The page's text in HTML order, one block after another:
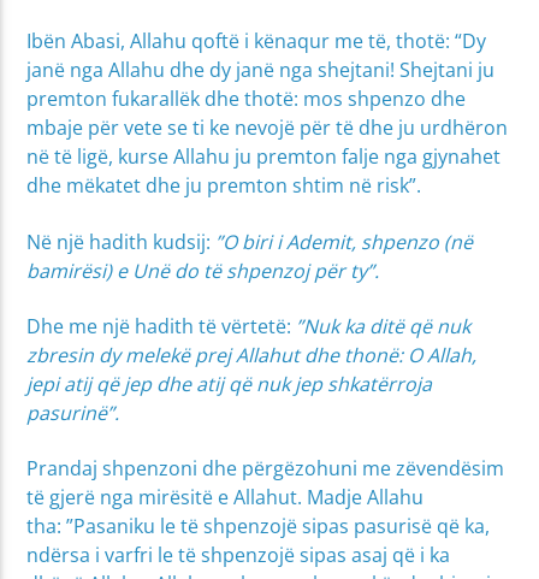
Ibën Abasi, Allahu qoftë i kënaqur me të, thotë: “Dy
janë nga Allahu dhe dy janë nga shejtani! Shejtani ju
premton fukarallëk dhe thotë: mos shpenzo dhe
mbaje për vete se ti ke nevojë për të dhe ju urdhëron
në të ligë, kurse Allahu ju premton falje nga gjynahet
dhe mëkatet dhe ju premton shtim në risk”.
Në një hadith kudsij: ”O biri i Ademit, shpenzo (në
bamirësi) e Unë do të shpenzoj për ty”.
Dhe me një hadith të vërtetë: ”Nuk ka ditë që nuk
zbresin dy melekë prej Allahut dhe thonë: O Allah,
jepi atij që jep dhe atij që nuk jep shkatërroja
pasurinë”.
Prandaj shpenzoni dhe përgëzohuni me zëvendësim
të gjerë nga mirësitë e Allahut. Madje Allahu
tha: ”Pasaniku le të shpenzojë sipas pasurisë që ka,
ndërsa i varfri le të shpenzojë sipas asaj që i ka